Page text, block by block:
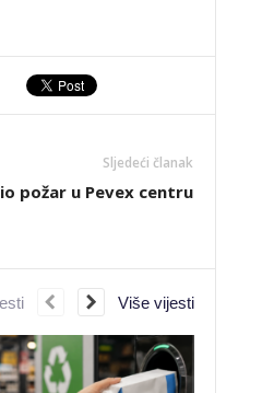
Sljedeći članak
požar u Pevex centru
Više vijesti